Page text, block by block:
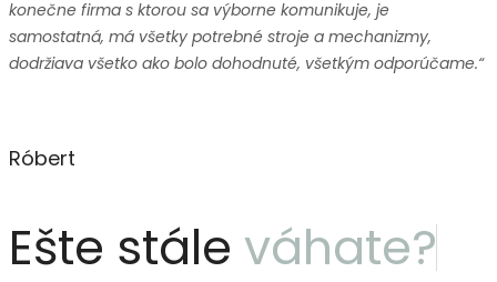
konečne firma s ktorou sa výborne komunikuje, je
samostatná, má všetky potrebné stroje a mechanizmy,
dodržiava všetko ako bolo dohodnuté, všetkým odporúčame.“​
Róbert
Ešte stále váhate?